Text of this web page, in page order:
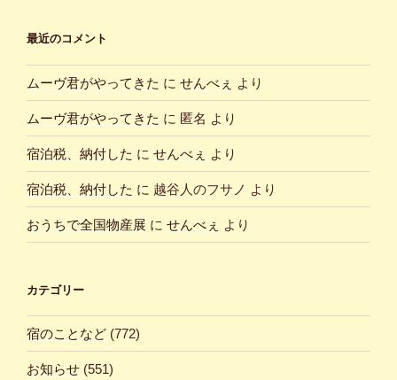
最近のコメント
ムーヴ君がやってきた に せんべぇ より
ムーヴ君がやってきた に 匿名 より
宿泊税、納付した に せんべぇ より
宿泊税、納付した に 越谷人のフサノ より
おうちで全国物産展 に せんべぇ より
カテゴリー
宿のことなど (772)
お知らせ (551)